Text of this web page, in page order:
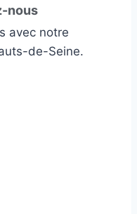
nous
avec notre
de-Seine.